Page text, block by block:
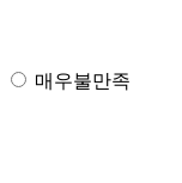
매우불만족